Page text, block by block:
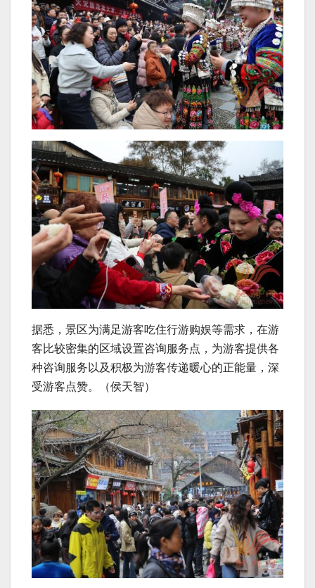
据悉，景区为满足游客吃住行游购娱等需求，在游
客比较密集的区域设置咨询服务点，为游客提供各
种咨询服务以及积极为游客传递暖心的正能量，深
受游客点赞。（侯天智）